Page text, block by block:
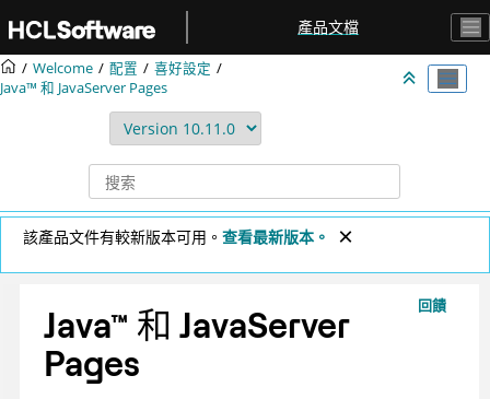
產品文檔
Welcome 配置
喜好設定
Java™ 和 JavaServer Pages
該產品文件有較新版本可用。 查看最新版本。
回饋
Java™ 和 JavaServer
Pages